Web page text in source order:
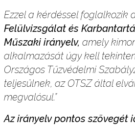
Ezzel a kérdéssel foglalkozik
Felülvizsgálat és
Műszaki irányelv, amely
alkalmazását úgy kell
Országos Tűzvédelmi
teljesülnek, az OTSZ által
megvalósul.”
Az irányelv pontos szövegét